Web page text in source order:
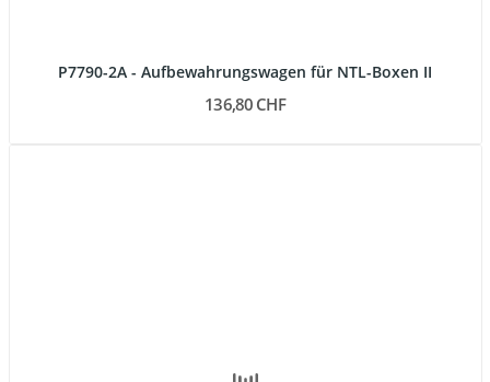
P7790-2A - Aufbewahrungswagen für NTL-Boxen II
136,80 CHF